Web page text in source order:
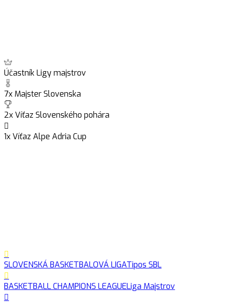
Účastník Ligy majstrov
7x Majster Slovenska
2x Víťaz Slovenského pohára
1x Víťaz Alpe Adria Cup
SLOVENSKÁ BASKETBALOVÁ LIGATipos SBL
BASKETBALL CHAMPIONS LEAGUELiga Majstrov